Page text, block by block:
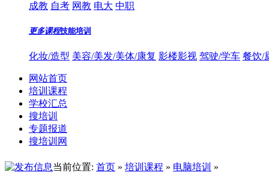
成教 自考 网教 电大 中职
更多课程技能培训
化妆/造型 美容/美发/美体/康复 影楼影视 驾驶/学车 餐饮/
网站首页
培训课程
学校汇总
搜培训
专题报道
搜培训网
当前位置: 首页 » 培训课程 » 电脑培训 »